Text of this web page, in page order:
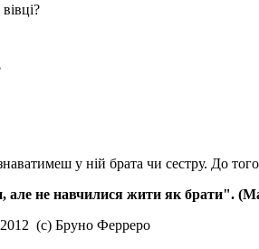
у ній брата чи сестру. До
але не навчилися жити як брати".
2012 (с) Бруно Ферреро